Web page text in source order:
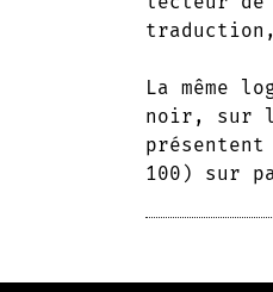
La même
noir, sur
100) sur